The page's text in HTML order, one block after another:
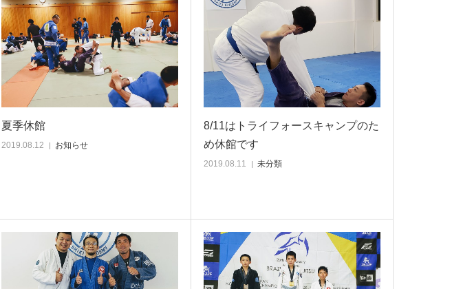
夏季休館
2019.08.12 お知らせ
8/11はトライフォースキャンプのた
め休館です
2019.08.11 未分類